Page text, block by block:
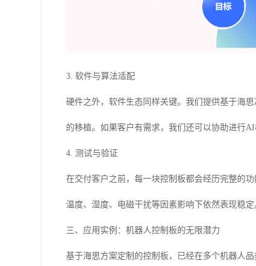
3. 软件与算法适配
硬件之外，软件生态同样关键。我们提供基于海
的移植。如果客户有需求，我们还可以协助进行
4. 测试与验证
在交付客户之前，每一块控制板都会经历完整的
温度、湿度、电磁干扰等因素影响下依然表现稳定
三、应用实例：机器人控制板的无限潜力
基于海思方案定制的控制板，已经在多个机器人